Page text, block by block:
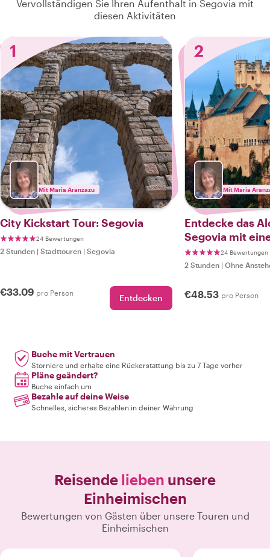
Vervollständigen Sie Ihren Aufenthalt in Segovia mit
diesen Aktivitäten
1
Mit Maria Aranzazu
City Kickstart Tour: Segovia
24 Bewertungen
2 Stunden | Stadttouren | Segovia
€33.09 pro Person Entdecken
2
Mit Maria
Entdecke das
Segovia mit
24 Bewertungen
2 Stunden | Ohne
€48.53 pro Person
Buche mit Vertrauen
Storniere und erhalte eine Rückerstattung bis zu 7 Tage vorher
Pläne geändert?
Buche einfach um
Bezahle auf deine Weise
Schnelles, sicheres Bezahlen in deiner Währung
Reisende lieben unsere
Einheimischen
Bewertungen von Gästen über unsere Touren und
Einheimischen